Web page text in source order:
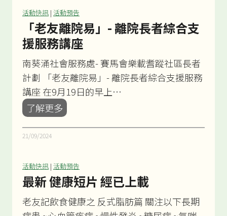
操
2
」
秋
關
懷
探
訪
活
動
活動快訊 | 活動預告
「老友離院易」- 離院長者綜合支
援服務講座
南葵涌社會服務處- 賽馬會樂載耆蹤社區長者
計劃 「老友離院易」- 離院長者綜合支援服務
講座 在9月19日的早上…
了解更多 「
老
院
易
-
21/09/2024
活動快訊 | 活動預告
最新 健康短片 經已上載
老友記飲食健康之 反式脂肪篇 關注以下長期